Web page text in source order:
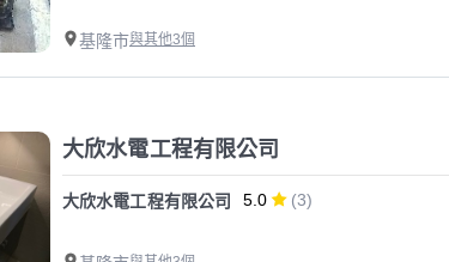
基隆市與其他3個
大欣水電工程有限公司
大欣水電工程有限公司 5.0 (3)